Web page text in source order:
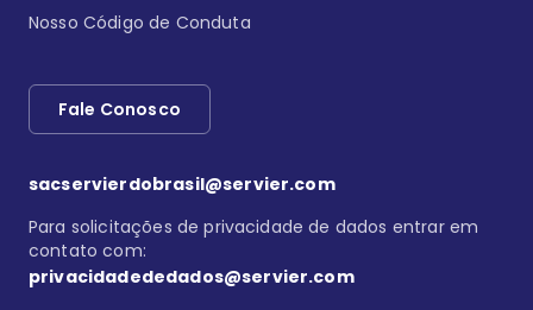
Nosso Código de Conduta
Fale Conosco
sacservierdobrasil@servier.com
Para solicitações de privacidade de dados entrar em
contato com:
privacidadededados@servier.com